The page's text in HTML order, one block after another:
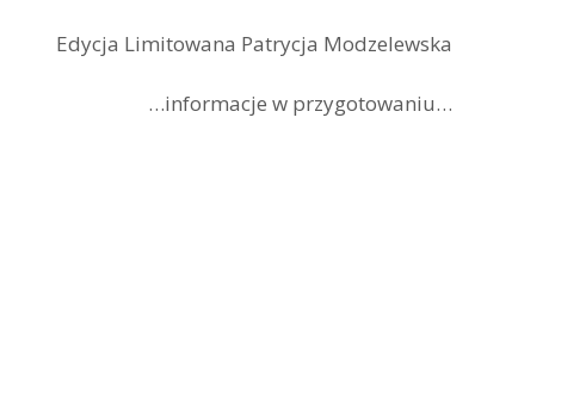
Edycja Limitowana Patrycja Modzelewska
…informacje w przygotowaniu…